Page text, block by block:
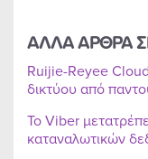
ΑΛΛΑ ΑΡΘΡΑ
Ruijie-Reyee Cloud
δικτύου από
Το Viber
καταναλωτικών